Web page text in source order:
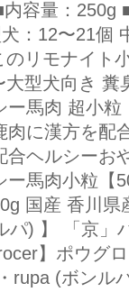
容量：250g
：12〜21個
リモナイト
大型犬向き
ー馬肉 超小
肉に漢方を配
合ヘルシーお
ー馬肉小粒【
国産 香川
パ) 】 「京
】ポウグ
rupa (ボン